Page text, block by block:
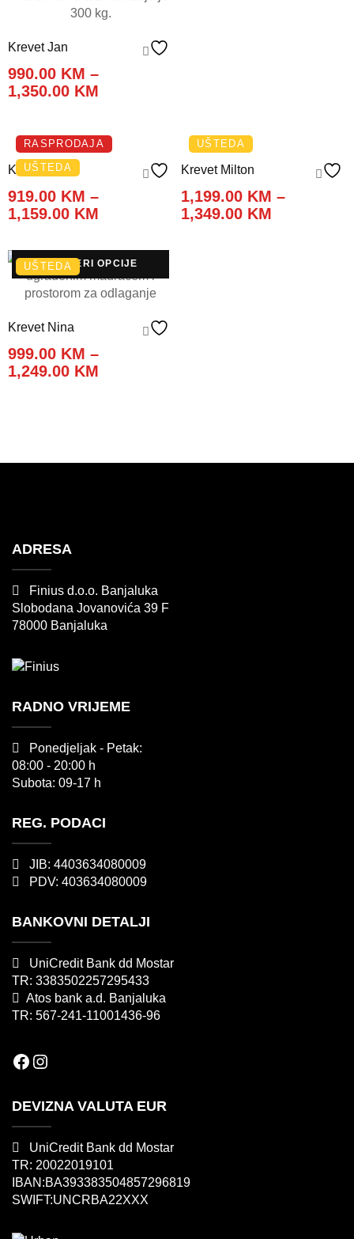
Krevet Jan
990.00 KM –
1,350.00 KM
through
1,350.00 KM
RASPRODAJA
UŠTEDA
Krevet Lena
919.00 KM –
1,159.00 KM
919.00 KM
through
1,159.00 KM
UŠTEDA
Krevet Milton
1,199.00 KM –
1,349.00 KM
UŠTEDA
ODABERI OPCIJE
Krevet Nina
999.00 KM –
1,249.00 KM
ADRESA
Finius d.o.o. Banjaluka
Slobodana Jovanovića 39 F
78000 Banjaluka
RADNO VRIJEME
Ponedjeljak - Petak:
08:00 - 20:00 h
Subota: 09-17 h
REG. PODACI
JIB: 4403634080009
PDV: 403634080009
BANKOVNI DETALJI
UniCredit Bank dd Mostar
TR: 3383502257295433
Atos bank a.d. Banjaluka
TR: 567-241-11001436-96
Facebook
DEVIZNA VALUTA EUR
UniCredit Bank dd Mostar
TR: 20022019101
IBAN:BA393383504857296819
SWIFT:UNCRBA22XXX